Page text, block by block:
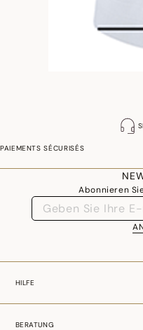
PAIEMENTS SÉCURISÉS
Abonnieren
HILFE
BERATUNG